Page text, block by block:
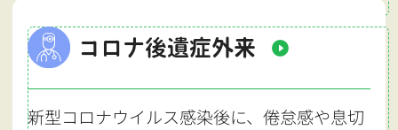
コロナ後遺症外来
新型コロナウイルス感染後に、倦怠感や息切